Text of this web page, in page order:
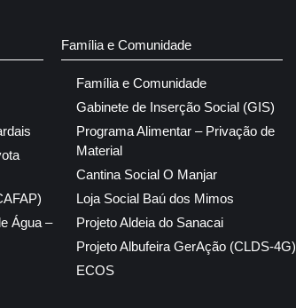
Água –
Família e Comunidade
Família e Comunidade
Gabinete de Inserção Social (GIS)
Programa Alimentar – Privação de
Material
Cantina Social O Manjar
Loja Social Baú dos Mimos
Projeto Aldeia do Sanacai
Projeto Albufeira GerAção (CLDS-4G)
ECOS